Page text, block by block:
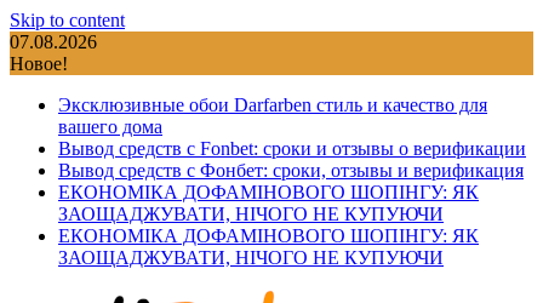
Skip to content
07.08.2026
Новое!
Эксклюзивные обои Darfarben стиль и качество для
вашего дома
Вывод средств с Fonbet: сроки и отзывы о верификации
Вывод средств с Фонбет: сроки, отзывы и верификация
ЕКОНОМІКА ДОФАМІНОВОГО ШОПІНГУ: ЯК
ЗАОЩАДЖУВАТИ, НІЧОГО НЕ КУПУЮЧИ
ЕКОНОМІКА ДОФАМІНОВОГО ШОПІНГУ: ЯК
ЗАОЩАДЖУВАТИ, НІЧОГО НЕ КУПУЮЧИ